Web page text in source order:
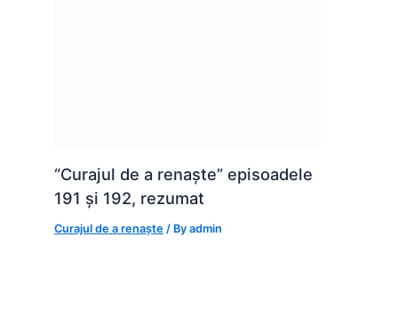
“Curajul de a renaște” episoadele
191 și 192, rezumat
Curajul de a renaște / Byadmin